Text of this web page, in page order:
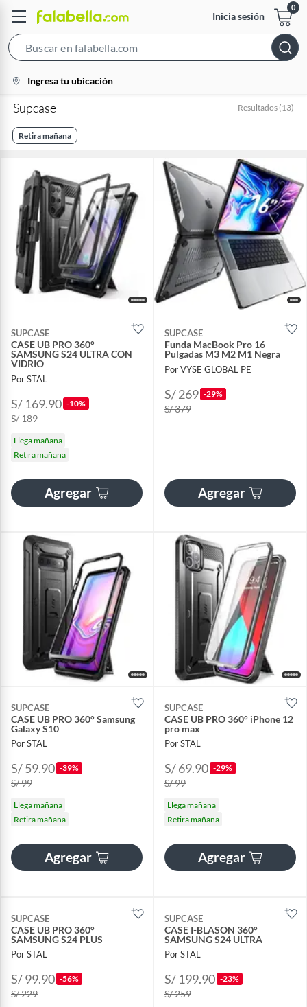
Inicia sesión
Bar
location-
icon
Ingresa tu ubicación
Supcase Resultados (13)
Retira mañana
SUPCASE
CASE UB PRO 360°
SAMSUNG S24 ULTRA CON
VIDRIO
Por STAL
S/ 169.90 -10%
S/ 189
Llega mañana
Retira mañana
Agregar
SUPCASE
Funda MacBook Pro 16
Pulgadas M3 M2 M1 Negra
Por VYSE GLOBAL PE
S/ 269 -29%
S/ 379
Agregar
SUPCASE
CASE UB PRO 360° Samsung
Galaxy S10
Por STAL
S/ 59.90 -39%
S/ 99
Llega mañana
Retira mañana
Agregar
SUPCASE
CASE UB PRO 360° iPhone 12
pro max
Por STAL
S/ 69.90 -29%
S/ 99
Llega mañana
Retira mañana
Agregar
SUPCASE
CASE UB PRO 360°
SAMSUNG S24 PLUS
Por STAL
S/ 99.90 -56%
S/ 229
SUPCASE
CASE I-BLASON 360°
SAMSUNG S24 ULTRA
Por STAL
S/ 199.90 -23%
S/ 259